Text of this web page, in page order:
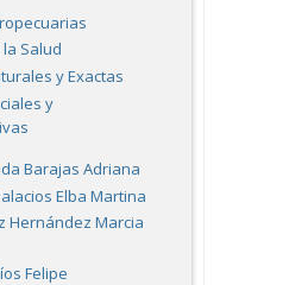
Salud
y Exactas
y
Barajas Adriana
Elba Martina
Hernández Marcia
Felipe